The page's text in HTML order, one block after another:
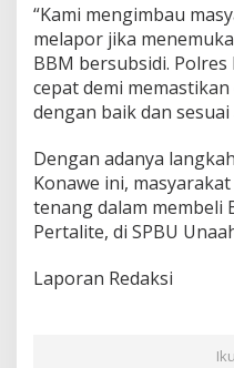
a
n
d
a
r
“Kami mengimbau
melapor jika
BBM bersubsidi.
cepat demi
dengan baik dan
Dengan adanya
Konawe ini,
tenang dalam membeli
Pertalite, di SPBU
Laporan Redaksi